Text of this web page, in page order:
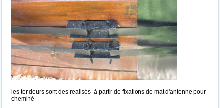
les tendeurs sont des realisés à partir de fixations de mat d'antenne pour
cheminé